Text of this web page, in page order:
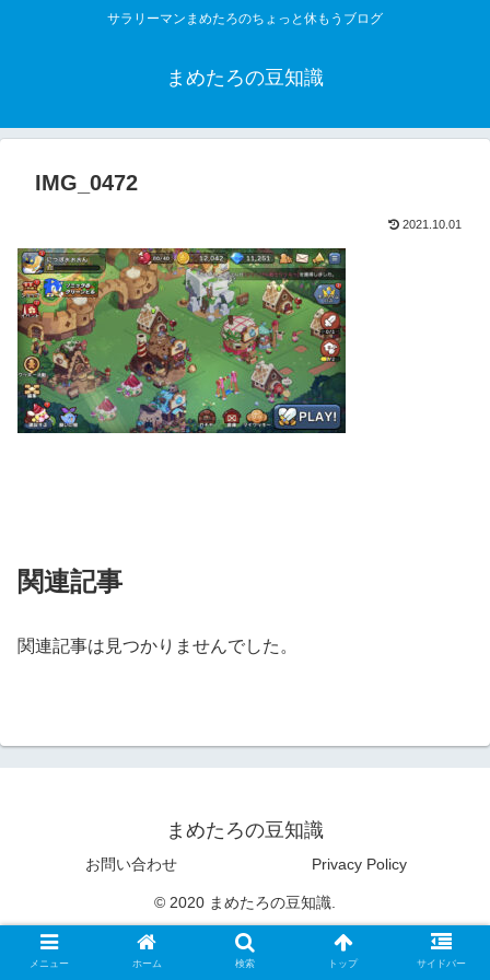
サラリーマンまめたろのちょっと休もうブログ
まめたろの豆知識
IMG_0472
2021.10.01
関連記事
関連記事は見つかりませんでした。
まめたろの豆知識
お問い合わせ Privacy Policy
© 2020 まめたろの豆知識.
メニュー ホーム 検索 トップ サイドバー